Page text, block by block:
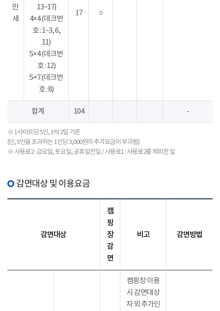
만
세
13~17)
4×4 (데크번
호 : 1~3, 6,
11)
5×4 (데크번
호 : 12)
5×7 (데크번
호 : 8)
17 ○
합계 104 -
※ 1사이트당 5인, 1박 2일 기준
(단, 5인을 초과하는 1인당 3,000원의 추가요금이 부과됨)
※ 사용료2 : 금요일, 토요일, 공휴일전일 / 사용료1 : 사용료2를 제외한 일
감면대상 및 이용요금
감면대상
캠
핑
장
감
면
비고 감면방법
캠핑장 이용
시 감면대상
자 외 추가인